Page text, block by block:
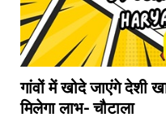
गांवों में खोदे जाएंगे देशी
मिलेगा लाभ- चौटाला